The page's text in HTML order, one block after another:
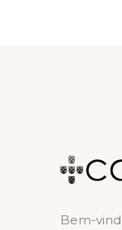
Bem-